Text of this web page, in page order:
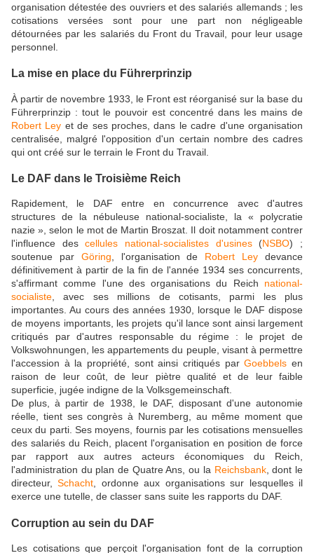
organisation détestée des ouvriers et des salariés allemands ; les
cotisations versées sont pour une part non négligeable
détournées par les salariés du Front du Travail, pour leur usage
personnel.
La mise en place du Führerprinzip
À partir de novembre 1933, le Front est réorganisé sur la base du
Führerprinzip : tout le pouvoir est concentré dans les mains de
Robert Ley et de ses proches, dans le cadre d'une organisation
centralisée, malgré l'opposition d'un certain nombre des cadres
qui ont créé sur le terrain le Front du Travail.
Le DAF dans le Troisième Reich
Rapidement, le DAF entre en concurrence avec d'autres
structures de la nébuleuse national-socialiste, la « polycratie
nazie », selon le mot de Martin Broszat. Il doit notamment contrer
l'influence descellules national-socialistes d'usines(NSBO) ;
soutenue par Göring, l'organisation de Robert Ley devance
définitivement à partir de la fin de l'année 1934 ses concurrents,
s'affirmant comme l'une des organisations du Reich national-
socialiste, avec ses millions de cotisants, parmi les plus
importantes. Au cours des années 1930, lorsque le DAF dispose
de moyens importants, les projets qu'il lance sont ainsi largement
critiqués par d'autres responsable du régime : le projet de
Volkswohnungen, les appartements du peuple, visant à permettre
l'accession à la propriété, sont ainsi critiqués parGoebbels en
raison de leur coût, de leur piètre qualité et de leur faible
superficie, jugée indigne de la Volksgemeinschaft.
De plus, à partir de 1938, le DAF, disposant d'une autonomie
réelle, tient ses congrès à Nuremberg, au même moment que
ceux du parti. Ses moyens, fournis par les cotisations mensuelles
des salariés du Reich, placent l'organisation en position de force
par rapport aux autres acteurs économiques du Reich,
l'administration du plan de Quatre Ans, ou la Reichsbank, dont le
directeur,Schacht, ordonne aux organisations sur lesquelles il
exerce une tutelle, de classer sans suite les rapports du DAF.
Corruption au sein du DAF
Les cotisations que perçoit l'organisation font de la corruption